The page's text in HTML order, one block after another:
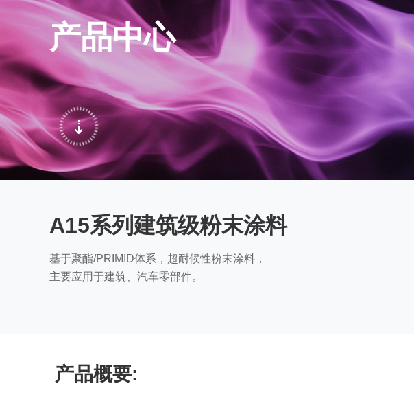
产品中心
A15系列建筑级粉末涂料
基于聚酯/PRIMID体系，超耐候性粉末涂料，
主要应用于建筑、汽车零部件。
产品概要: